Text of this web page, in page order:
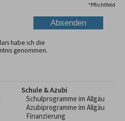
*Pflichtfeld
habe ich die
genommen.
Schule & Azubi
Schulprogramme im Allgäu
Azubiprogramme im Allgäu
Finanzierung